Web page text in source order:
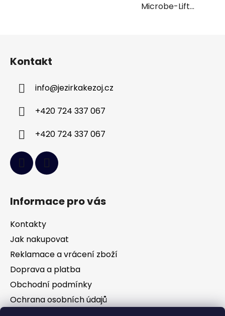
Microbe-Lift...
Kontakt
info@jezirkakezoj.cz
+420 724 337 067
+420 724 337 067
Informace pro vás
Kontakty
Jak nakupovat
Reklamace a vrácení zboží
Doprava a platba
Obchodní podmínky
Ochrana osobních údajů